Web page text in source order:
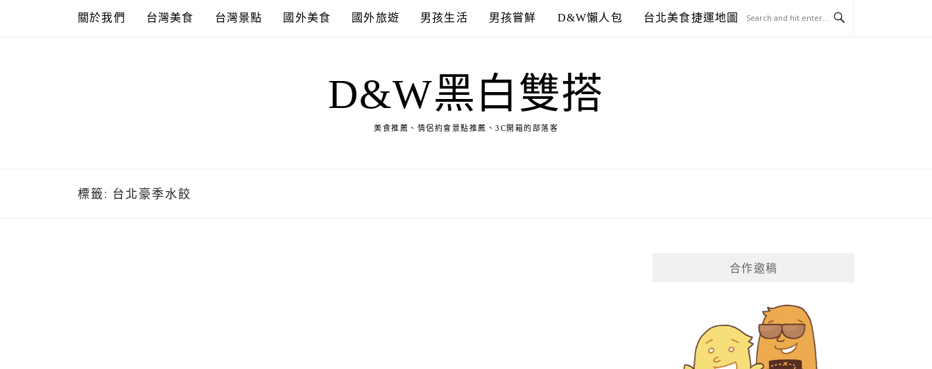
關於我們 台灣美食 台灣景點 國外美食 國外旅遊 男孩生活 男孩嘗鮮 D&W懶人包 台北美食捷運地圖
D&W黑白雙搭
美食推薦、情侶約會景點推薦、3C開箱的部落客
標籤: 台北豪季水餃
合作邀稿